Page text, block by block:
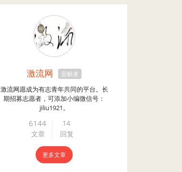
激流网 贡献者
激流网愿成为有志青年共同的平台。长
期招募志愿者，可添加小编微信号：
jiliu1921。
6144
文章
14
回复
更多文章